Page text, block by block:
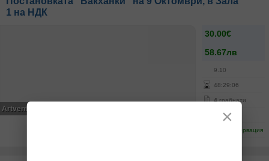
1 на НДК
30.00€
58.67лв
9.10
48:29:05
4 грабнати
Център
Онлайн резервация
Artvent ×